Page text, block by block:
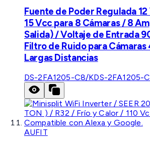
Fuente de Poder Regulada
15 Vcc para 8 Cámaras / 8
Salida) / Voltaje de Entrada
Filtro de Ruido para Cámaras
Largas Distancias
DS-2FA1205-C8/KDS-2FA1205-
AUFIT